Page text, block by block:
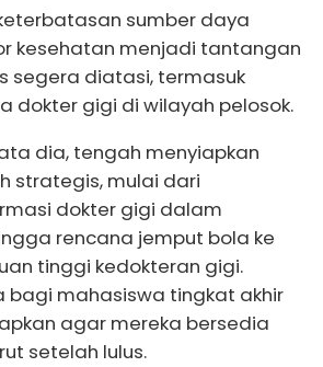
sumber daya
kesehatan menjadi tantangan
segera diatasi, termasuk
dokter gigi di wilayah pelosok.
dia, tengah menyiapkan
strategis, mulai dari
dokter gigi dalam
rencana jemput bola ke
tinggi kedokteran gigi.
bagi mahasiswa tingkat akhir
agar mereka bersedia
setelah lulus.